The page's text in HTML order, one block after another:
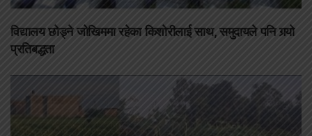
विद्यालय छोड्ने जोखिममा रहेका किशोरीलाई साथ, समुदायले पनि गर्‍यो
प्रतिबद्धता